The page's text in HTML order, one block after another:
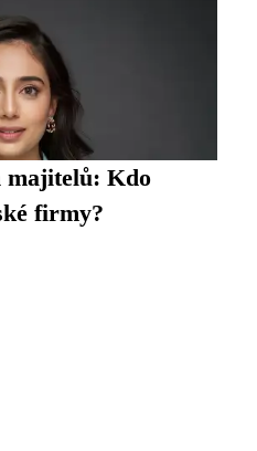
majitelů: Kdo
firmy?